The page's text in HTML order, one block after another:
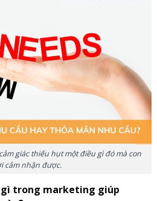
giác thiếu hụt một điều gì đó mà con
cảm nhận được.
gì trong marketing giúp